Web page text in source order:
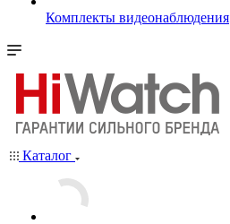
Комплекты видеонаблюдения
Каталог